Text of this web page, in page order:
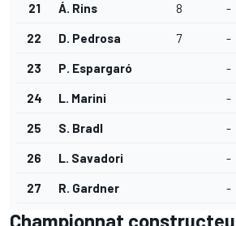
21 Á. Rins 8 -
22 D. Pedrosa 7 -
23 P. Espargaró -
24 L. Marini -
25 S. Bradl -
26 L. Savadori -
27 R. Gardner -
Championnat